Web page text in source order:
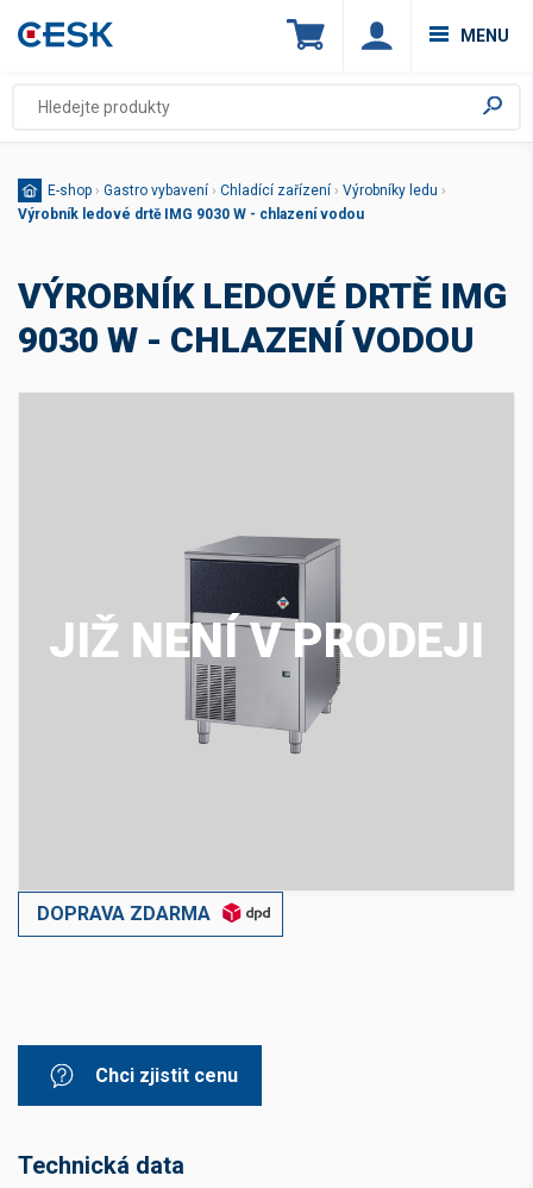
MENU
E-shop › Gastro vybavení › Chladící zařízení › Výrobníky ledu ›
Výrobník ledové drtě IMG 9030 W - chlazení vodou
VÝROBNÍK LEDOVÉ DRTĚ IMG
9030 W - CHLAZENÍ VODOU
JIŽ NENÍ V PRODEJI
DOPRAVA ZDARMA
Chci zjistit cenu
Technická data